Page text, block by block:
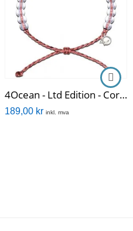
4Ocean - Ltd Edition - Coral Reefs
189,00 kr inkl. mva